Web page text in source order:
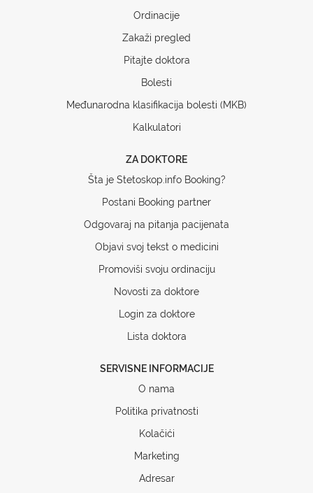
Ordinacije
Zakaži pregled
Pitajte doktora
Bolesti
Međunarodna klasifikacija bolesti (MKB)
Kalkulatori
ZA DOKTORE
Šta je Stetoskop.info Booking?
Postani Booking partner
Odgovaraj na pitanja pacijenata
Objavi svoj tekst o medicini
Promoviši svoju ordinaciju
Novosti za doktore
Login za doktore
Lista doktora
SERVISNE INFORMACIJE
O nama
Politika privatnosti
Kolačići
Marketing
Adresar